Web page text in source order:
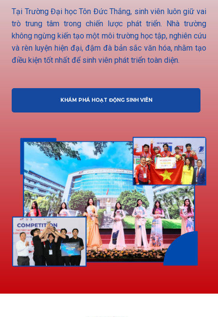
Tại Trường Đại học Tôn Đức Thắng, sinh viên luôn giữ vai
trò trung tâm trong chiến lược phát triển. Nhà trường
không ngừng kiến tạo một môi trường học tập, nghiên cứu
và rèn luyện hiện đại, đậm đà bản sắc văn hóa, nhằm tạo
điều kiện tốt nhất để sinh viên phát triển toàn diện.
KHÁM PHÁ HOẠT ĐỘNG SINH VIÊN